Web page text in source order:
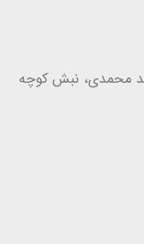
محمدی، نبش کوچه